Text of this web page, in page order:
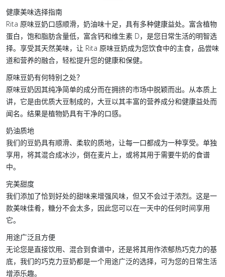
健康美味选择指南
Rita 原味豆奶口感顺滑，奶油味十足，具有多种健康益处。富含植物
蛋白，饱和脂肪含量低，富含钙和维生素 D，是您日常生活的明智选
择。享受其天然美味，让 Rita 原味豆奶成为您饮食中的主食，品尝味
道和营养的融合，轻松提升您的健康和保健。
原味豆奶有何特别之处？
原味豆奶因其纯净简单的成分而在拥挤的市场中脱颖而出。从本质上
讲，它是由优质大豆制成的，大豆以其丰富的营养成分和健康益处而
闻名。结果是植物奶具有干净的口感。
奶油质地
我们的豆奶具有顺滑、柔软的质地，让每一口都成为一种享受。单独
享用，将其混合成冰沙，倒在麦片上，或将其用于需要牛奶的食谱
中。
完美甜度
我们添加了恰到好处的甜味来增强风味，但又不会过于浓烈。这是一
款美味佳肴，糖分不会太多，因此您可以在一天中的任何时间享用
它。
用途广泛且方便
无论您是直接饮用、混合到食谱中，还是将其用作浓郁热巧克力的基
底，我们的巧克力豆奶都是一个用途广泛的选择，可为您的日常生活
增添乐趣。